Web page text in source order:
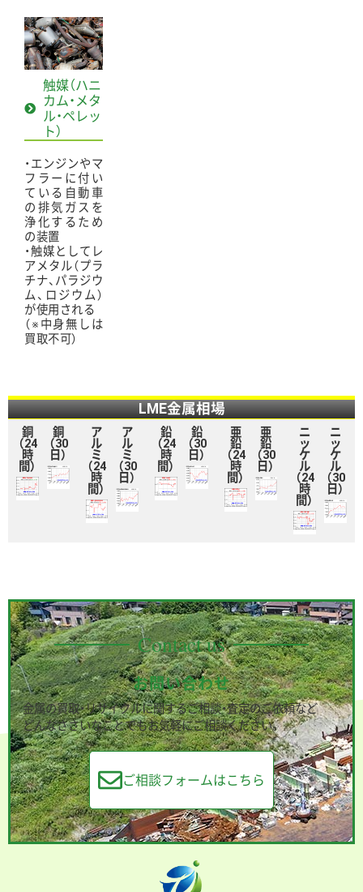
触媒（ハニ
カム・メタ
ル・ペレッ
ト）
・エンジンやマ
フラーに付い
ている自動車
の排気ガスを
浄化するため
の装置
・触媒としてレ
アメタル（プラ
チナ、パラジウ
ム、ロジウム）
が使用される
（※中身無しは
買取不可）
LME金属相場
銅
（24
時
間）
銅
（30
日）
ア
ル
ミ
（24
時
間）
ア
ル
ミ
（30
日）
鉛
（24
時
間）
鉛
（30
日）
亜
鉛
（24
時
間）
亜
鉛
（30
日）
ニ
ッ
ケ
ル
（24
時
間）
ニ
ッ
ケ
ル
（30
日）
Contact us
お問い合わせ
金属の買取・リサイクルに関するご相談・査定のご依頼など
どんなささいなことでもお気軽にご相談ください。
ご相談フォームはこちら